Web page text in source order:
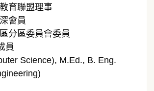
育聯盟理事
會員
分區委員會委員
員
Science), M.Ed., B. Eng.